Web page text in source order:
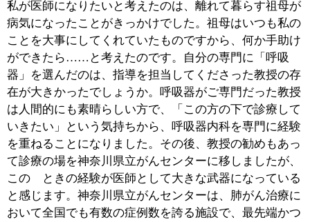
入院施設を備え、外来診療に加えて訪問診療にも対応す
る地域密着型の病院です。11年にわたり診療していた病
院からの独立、しかも同じ葛飾区内にクリニックを開く
ことは、あまり歓迎されないのが一般的です。しかし、
院長先生は「お互いに連携していきましょう」と言って
くださり、開業を後押ししくださいました。これまで担
当していた患者さんを引き続き診るというのはもちろ
ん、入院が必要な患者さんをスムーズにご案内するなど
して、しっかりとした病診連携を行いたいと思っていま
す。